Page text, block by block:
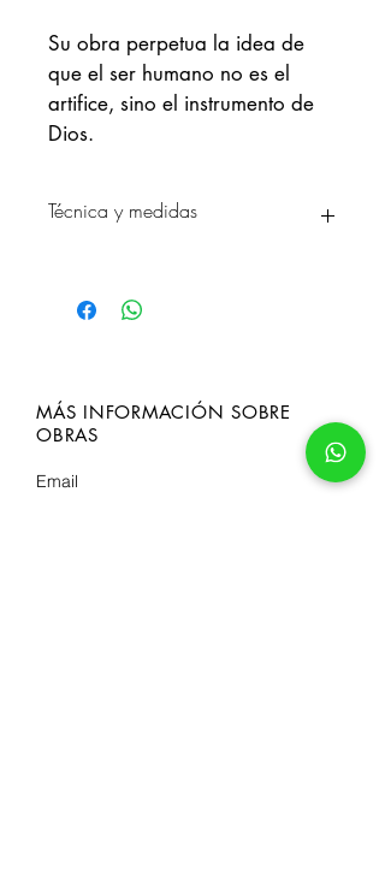
Su obra perpetua la idea de
que el ser humano no es el
artifice, sino el instrumento de
Dios.
Técnica y medidas
hombre"
Encausto y arcilla sobre madera
MÁS INFORMACIÓN SOBRE
OBRAS